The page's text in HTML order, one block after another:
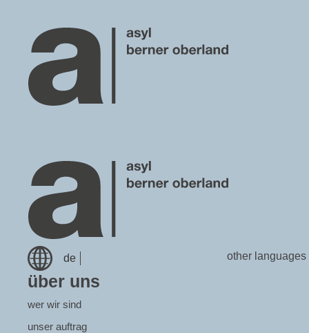
de other languages
über uns
wer wir sind
unser auftrag